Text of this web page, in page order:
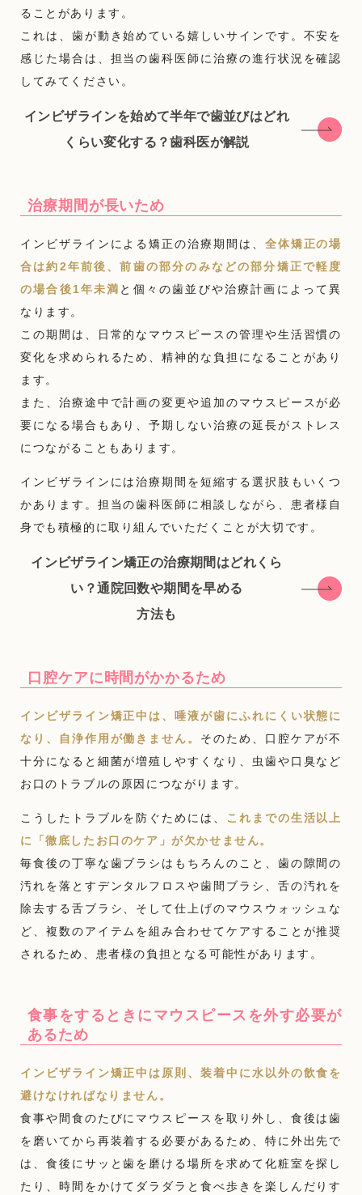
ることがあります。
これは、歯が動き始めている嬉しいサインです。不安を
感じた場合は、担当の歯科医師に治療の進行状況を確認
してみてください。
インビザラインを始めて半年で歯並びはどれ
くらい変化する？歯科医が解説
治療期間が長いため
インビザラインによる矯正の治療期間は、 全体矯正の場
合は約2年前後、前歯の部分のみなどの部分矯正で軽度
の場合後1年未満 と個々の歯並びや治療計画によって異
なります。
この期間は、日常的なマウスピースの管理や生活習慣の
変化を求められるため、精神的な負担になることがあり
ます。
また、治療途中で計画の変更や追加のマウスピースが必
要になる場合もあり、予期しない治療の延長がストレス
につながることもあります。
インビザラインには治療期間を短縮する選択肢もいくつ
かあります。担当の歯科医師に相談しながら、患者様自
身でも積極的に取り組んでいただくことが大切です。
インビザライン矯正の治療期間はどれくら
い？通院回数や期間を早める
方法も
口腔ケアに時間がかかるため
インビザライン矯正中は、唾液が歯にふれにくい状態に
なり、自浄作用が働きません。 そのため、口腔ケアが不
十分になると細菌が増殖しやすくなり、虫歯や口臭など
お口のトラブルの原因につながります。
こうしたトラブルを防ぐためには、 これまでの生活以上
に「徹底したお口のケア」が欠かせません。
毎食後の丁寧な歯ブラシはもちろんのこと、歯の隙間の
汚れを落とすデンタルフロスや歯間ブラシ、舌の汚れを
除去する舌ブラシ、そして仕上げのマウスウォッシュな
ど、複数のアイテムを組み合わせてケアすることが推奨
されるため、患者様の負担となる可能性があります。
食事をするときにマウスピースを外す必要が
あるため
インビザライン矯正中は原則、装着中に水以外の飲食を
避けなければなりません。
食事や間食のたびにマウスピースを取り外し、食後は歯
を磨いてから再装着する必要があるため、特に外出先で
は、食後にサッと歯を磨ける場所を求めて化粧室を探し
たり、時間をかけてダラダラと食べ歩きを楽しんだりす